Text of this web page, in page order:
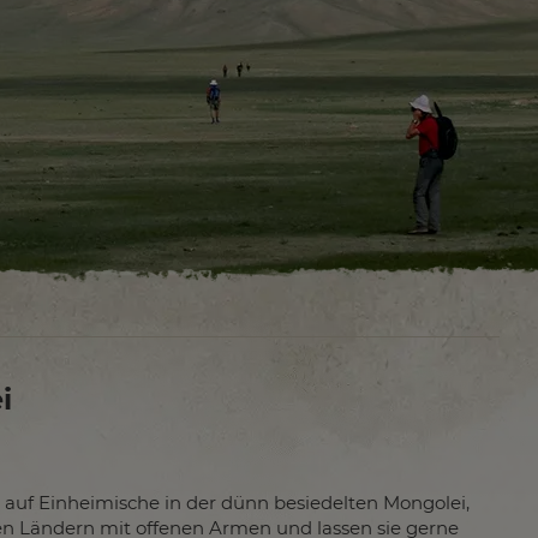
Einheimische in der dünn besiedelten Mongolei,
Ländern mit offenen Armen und lassen sie gerne